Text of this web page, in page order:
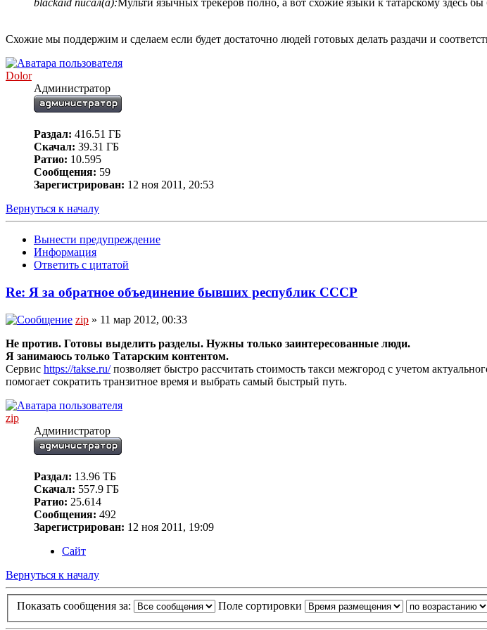
blackaid писал(а):Мульти язычных трекеров полно, а вот схожие языки к татарскому здесь
Схожие мы поддержим и сделаем если будет достаточно людей готовых делать раздачи и
Dolor
Администратор
Раздал: 416.51 ГБ
Скачал: 39.31 ГБ
Ратио: 10.595
Сообщения: 59
Зарегистрирован: 12 ноя 2011, 20:53
Вернуться к началу
Вынести предупреждение
Информация
Ответить с цитатой
Re: Я за обратное объединение бывших республик СССР
zip » 11 мар 2012, 00:33
Не против. Готовы выделить разделы. Нужны только заинтересованные люди.
Я занимаюсь только Татарским контентом.
Сервис https://takse.ru/позволяет быстро рассчитать стоимость такси межгород с учетом
помогает сократить транзитное время и выбрать самый быстрый путь.
zip
Администратор
Раздал: 13.96 ТБ
Скачал: 557.9 ГБ
Ратио: 25.614
Сообщения: 492
Зарегистрирован: 12 ноя 2011, 19:09
Сайт
Вернуться к началу
Показать сообщения за: Поле сортировки